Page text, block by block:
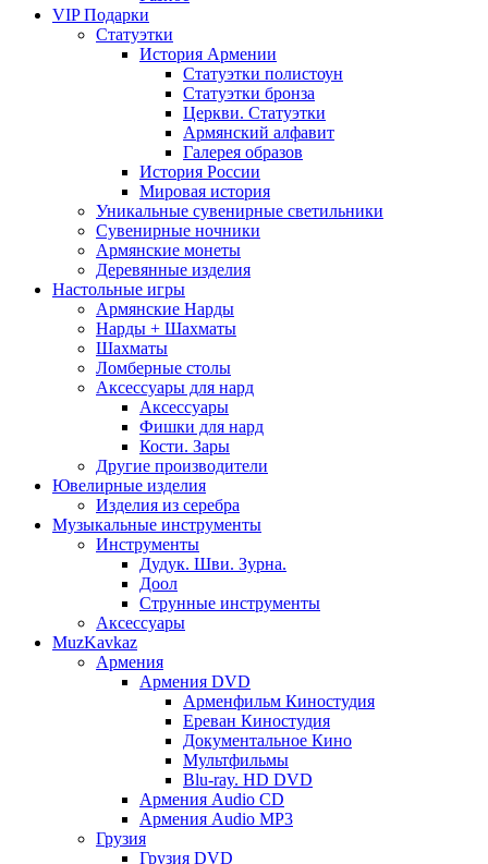
VIP Подарки
Статуэтки
История Армении
Статуэтки полистоун
Статуэтки бронза
Церкви. Статуэтки
Армянский алфавит
Галерея образов
История России
Мировая история
Уникальные сувенирные светильники
Сувенирные ночники
Армянские монеты
Деревянные изделия
Настольные игры
Армянские Нарды
Нарды + Шахматы
Шахматы
Ломберные столы
Аксессуары для нард
Аксессуары
Фишки для нард
Кости. Зары
Другие производители
Ювелирные изделия
Изделия из серебра
Музыкальные инструменты
Инструменты
Дудук. Шви. Зурна.
Доол
Струнные инструменты
Аксессуары
MuzKavkaz
Армения
Армения DVD
Арменфильм Киностудия
Ереван Киностудия
Документальное Кино
Мультфильмы
Blu-ray. HD DVD
Армения Audio CD
Армения Audio MP3
Грузия
Грузия DVD